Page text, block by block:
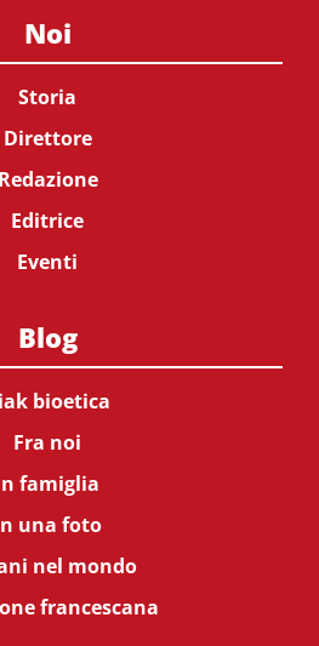
Noi
Storia
Direttore
Redazione
Editrice
Eventi
Blog
bioetica
Fra noi
famiglia
una foto
nel mondo
francescana